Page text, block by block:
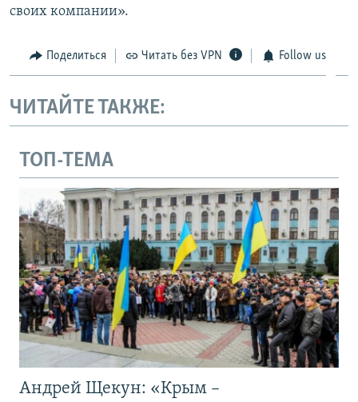
своих компании».
Поделиться Читать без VPN Follow us
ЧИТАЙТЕ ТАКЖЕ:
ТОП-ТЕМА
Андрей Щекун: «Крым –